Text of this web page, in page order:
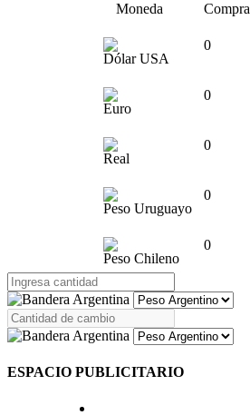
Moneda Compra
Dólar USA
0
Euro
0
Real
0
Peso Uruguayo
0
Peso Chileno
0
ESPACIO PUBLICITARIO